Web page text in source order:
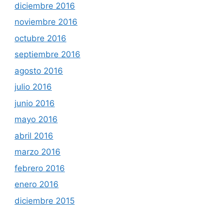
diciembre 2016
noviembre 2016
octubre 2016
septiembre 2016
agosto 2016
julio 2016
junio 2016
mayo 2016
abril 2016
marzo 2016
febrero 2016
enero 2016
diciembre 2015